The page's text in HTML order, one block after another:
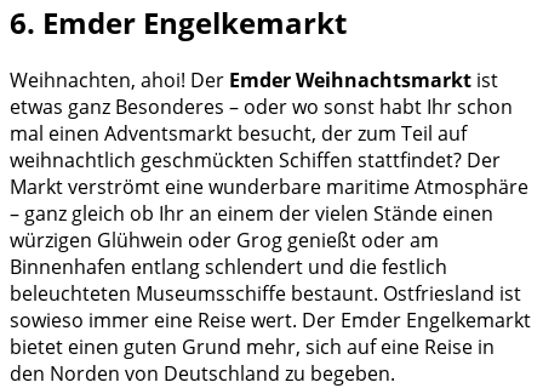
6. Emder Engelkemarkt
Weihnachten, ahoi! Der Emder Weihnachtsmarkt ist
etwas ganz Besonderes – oder wo sonst habt Ihr schon
mal einen Adventsmarkt besucht, der zum Teil auf
weihnachtlich geschmückten Schiffen stattfindet? Der
Markt verströmt eine wunderbare maritime Atmosphäre
– ganz gleich ob Ihr an einem der vielen Stände einen
würzigen Glühwein oder Grog genießt oder am
Binnenhafen entlang schlendert und die festlich
beleuchteten Museumsschiffe bestaunt. Ostfriesland ist
sowieso immer eine Reise wert. Der Emder Engelkemarkt
bietet einen guten Grund mehr, sich auf eine Reise in
den Norden von Deutschland zu begeben.